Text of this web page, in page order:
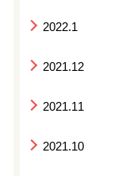
2022.1
2021.12
2021.11
2021.10